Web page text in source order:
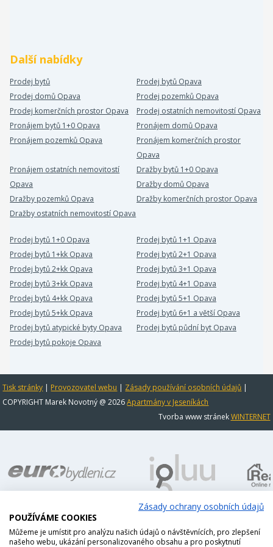
Další nabídky
Prodej bytů
Prodej bytů Opava
Prodej domů Opava
Prodej pozemků Opava
Prodej komerčních prostor Opava
Prodej ostatních nemovitostí Opava
Pronájem bytů 1+0 Opava
Pronájem domů Opava
Pronájem pozemků Opava
Pronájem komerčních prostor
Opava
Pronájem ostatních nemovitostí
Opava
Dražby bytů 1+0 Opava
Dražby domů Opava
Dražby pozemků Opava
Dražby komerčních prostor Opava
Dražby ostatních nemovitostí Opava
Prodej bytů 1+0 Opava
Prodej bytů 1+1 Opava
Prodej bytů 1+kk Opava
Prodej bytů 2+1 Opava
Prodej bytů 2+kk Opava
Prodej bytů 3+1 Opava
Prodej bytů 3+kk Opava
Prodej bytů 4+1 Opava
Prodej bytů 4+kk Opava
Prodej bytů 5+1 Opava
Prodej bytů 5+kk Opava
Prodej bytů 6+1 a větší Opava
Prodej bytů atypické byty Opava
Prodej bytů půdní byt Opava
Prodej bytů pokoje Opava
Tisk stránky | Provozovatel webu | Zásady používání osobních údajů |
COPYRIGHT Marek Novotný @ 2026Apartmány v Jeseníkách
Tvorba www stránekWINTERNET
Zásady ochrany osobních údajů
POUŽÍVÁME COOKIES
Můžeme je umístit pro analýzu našich údajů o návštěvnících, pro zlepšení
našeho webu, ukázání personalizovaného obsahu a pro poskytnutí